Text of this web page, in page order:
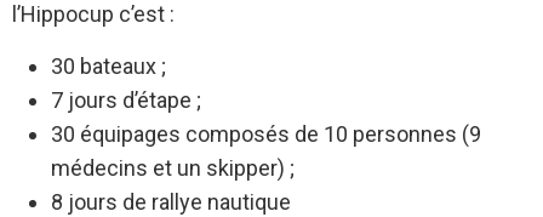
l’Hippocup c’est :
30 bateaux ;
7 jours d’étape ;
30 équipages composés de 10 personnes (9
médecins et un skipper) ;
8 jours de rallye nautique